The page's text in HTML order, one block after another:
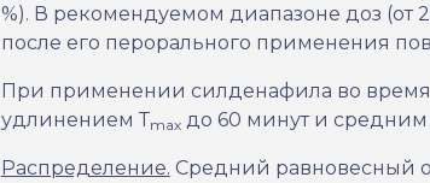
%). В рекомендуемом диапазоне доз (от
после его перорального применения
При применении силденафила во
удлинением Тmахдо 60 минут и
Распределение. Средний равновесный